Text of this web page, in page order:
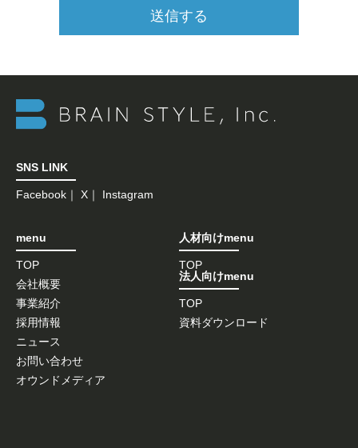
SNS LINK
Facebook ｜ X ｜ Instagram
menu
TOP
会社概要
事業紹介
採用情報
ニュース
お問い合わせ
オウンドメディア
人材向けmenu
TOP
法人向けmenu
TOP
資料ダウンロード